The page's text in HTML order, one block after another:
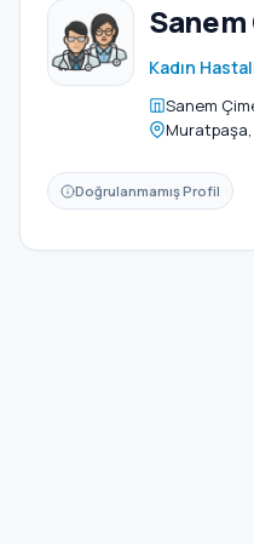
Kadın
Sanem
Doğrulanmamış Profil